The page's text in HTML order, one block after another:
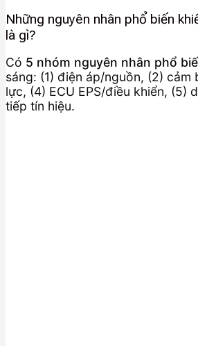
Những nguyên nhân phổ biến
là gì?
Có 5 nhóm nguyên nhân phổ
sáng: (1) điện áp/nguồn, (2)
lực, (4) ECU EPS/điều khiển, (5)
tiếp tín hiệu.